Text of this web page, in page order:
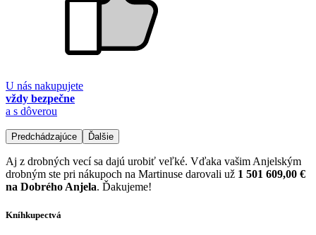
U nás nakupujete
vždy bezpečne
a s dôverou
Predchádzajúce Ďalšie
Aj z drobných vecí sa dajú urobiť veľké. Vďaka vašim Anjelským
drobným ste pri nákupoch na Martinuse darovali už 1 501 609,00 €
na Dobrého Anjela. Ďakujeme!
Kníhkupectvá